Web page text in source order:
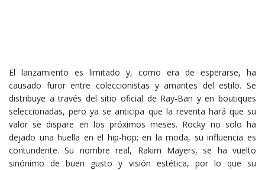
El lanzamiento es limitado y, como era de esperarse, ha
causado furor entre coleccionistas y amantes del estilo. Se
distribuye a través del sitio oficial de Ray-Ban y en boutiques
seleccionadas, pero ya se anticipa que la reventa hará que su
valor se dispare en los próximos meses. Rocky no solo ha
dejado una huella en el hip-hop; en la moda, su influencia es
contundente. Su nombre real, Rakim Mayers, se ha vuelto
sinónimo de buen gusto y visión estética, por lo que su